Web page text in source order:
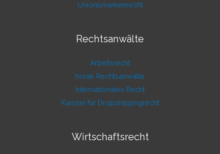
Unionsmarkenrecht
Rechtsanwälte
Arbeitsrecht
horak Rechtsanwälte
Internationales Recht
Kanzlei für Dropshippingrecht
Wirtschaftsrecht